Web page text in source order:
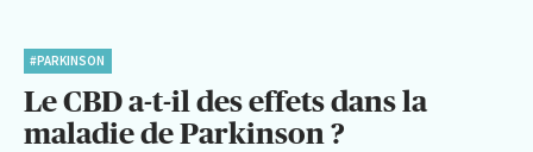
#PARKINSON
Le CBD a-t-il des effets dans la
maladie de Parkinson ?